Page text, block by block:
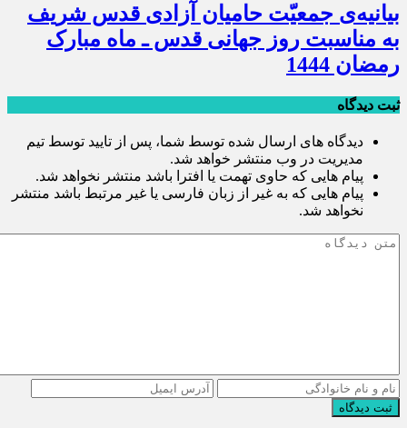
بیانیه‌ی جمعیّت حامیان آزادی قدس شریف
به مناسبت روز جهانی قدس ـ ماه مبارک
رمضان 1444
ثبت دیدگاه
دیدگاه های ارسال شده توسط شما، پس از تایید توسط تیم
مدیریت در وب منتشر خواهد شد.
پیام هایی که حاوی تهمت یا افترا باشد منتشر نخواهد شد.
پیام هایی که به غیر از زبان فارسی یا غیر مرتبط باشد منتشر
نخواهد شد.
ثبت دیدگاه